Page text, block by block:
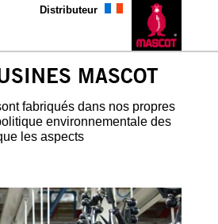
Distributeur
MASCOT
fabriqués dans nos propres
environnementale des
les aspects